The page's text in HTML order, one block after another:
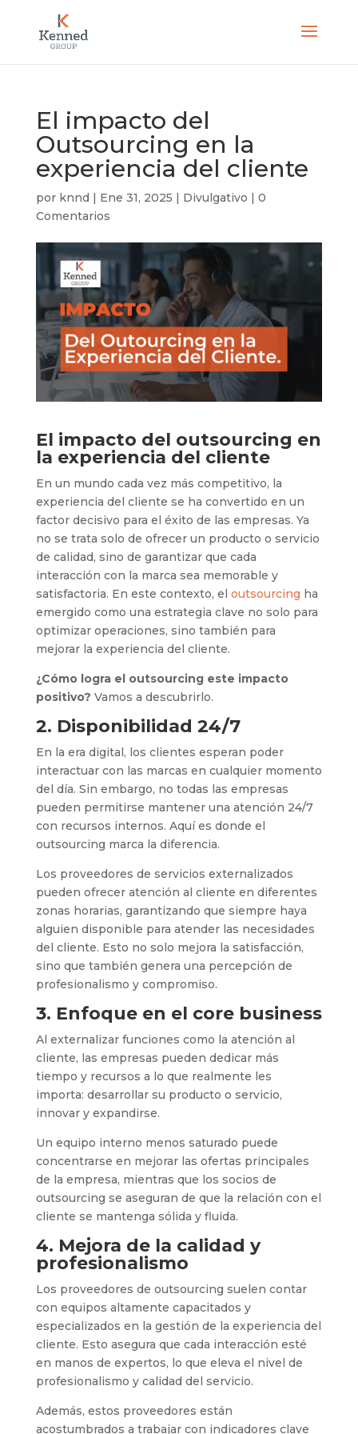
El impacto del
Outsourcing en la
experiencia del cliente
por knnd | Ene 31, 2025 | Divulgativo | 0
Comentarios
El impacto del outsourcing en
la experiencia del cliente
En un mundo cada vez más competitivo, la
experiencia del cliente se ha convertido en un
factor decisivo para el éxito de las empresas. Ya
no se trata solo de ofrecer un producto o servicio
de calidad, sino de garantizar que cada
interacción con la marca sea memorable y
satisfactoria. En este contexto, el outsourcing ha
emergido como una estrategia clave no solo para
optimizar operaciones, sino también para
mejorar la experiencia del cliente.
¿Cómo logra el outsourcing este impacto
positivo? Vamos a descubrirlo.
2. Disponibilidad 24/7
En la era digital, los clientes esperan poder
interactuar con las marcas en cualquier momento
del día. Sin embargo, no todas las empresas
pueden permitirse mantener una atención 24/7
con recursos internos. Aquí es donde el
outsourcing marca la diferencia.
Los proveedores de servicios externalizados
pueden ofrecer atención al cliente en diferentes
zonas horarias, garantizando que siempre haya
alguien disponible para atender las necesidades
del cliente. Esto no solo mejora la satisfacción,
sino que también genera una percepción de
profesionalismo y compromiso.
3. Enfoque en el core business
Al externalizar funciones como la atención al
cliente, las empresas pueden dedicar más
tiempo y recursos a lo que realmente les
importa: desarrollar su producto o servicio,
innovar y expandirse.
Un equipo interno menos saturado puede
concentrarse en mejorar las ofertas principales
de la empresa, mientras que los socios de
outsourcing se aseguran de que la relación con el
cliente se mantenga sólida y fluida.
4. Mejora de la calidad y
profesionalismo
Los proveedores de outsourcing suelen contar
con equipos altamente capacitados y
especializados en la gestión de la experiencia del
cliente. Esto asegura que cada interacción esté
en manos de expertos, lo que eleva el nivel de
profesionalismo y calidad del servicio.
Además, estos proveedores están
acostumbrados a trabajar con indicadores clave